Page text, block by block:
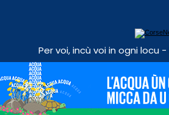
Per voi, incù voi in ogni locu